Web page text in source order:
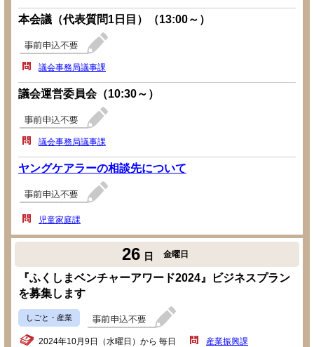
本会議（代表質問1日目）（13:00～）
議会事務局議事課
議会運営委員会（10:30～）
議会事務局議事課
ヤングケアラーの相談先について
児童家庭課
26 日 金曜日
『ふくしまベンチャーアワード2024』ビジネスプラン
を募集します
しごと・産業
2024年10月9日（水曜日）から 毎日 産業振興課